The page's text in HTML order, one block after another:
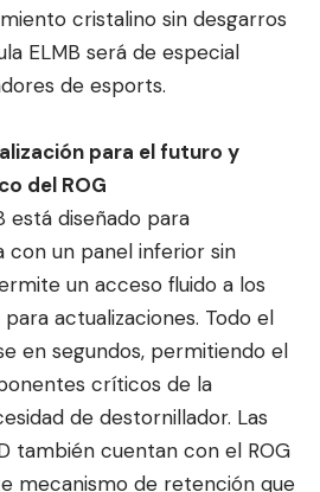
cristalino sin desgarros
ELMB será de especial
de esports.
para el futuro y
del ROG
está diseñado para
con un panel inferior sin
un acceso fluido a los
para actualizaciones. Todo el
en segundos, permitiendo el
críticos de la
de destornillador. Las
también cuentan con el ROG
mecanismo de retención que